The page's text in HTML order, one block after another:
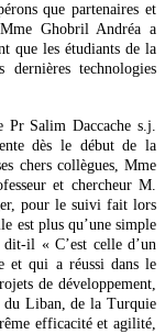
que partenaires et
Ghobril Andréa a
que les étudiants de la
technologies
Salim Daccache s.j.
dès le début de la
chers collègues, Mme
et chercheur M.
pour le suivi fait lors
est plus qu’une simple
dit-il « C’est celle d’un
et qui a réussi dans le
de développement,
du Liban, de la Turquie
efficacité et agilité,